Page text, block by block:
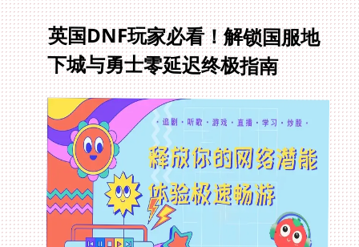
英国DNF玩家必看！解锁国服地
下城与勇士零延迟终极指南